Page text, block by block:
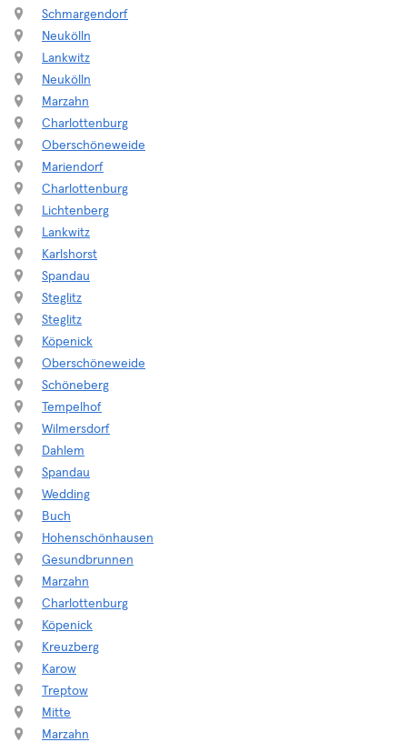
Schmargendorf
Neukölln
Lankwitz
Neukölln
Marzahn
Charlottenburg
Oberschöneweide
Mariendorf
Charlottenburg
Lichtenberg
Lankwitz
Karlshorst
Spandau
Steglitz
Steglitz
Köpenick
Oberschöneweide
Schöneberg
Tempelhof
Wilmersdorf
Dahlem
Spandau
Wedding
Buch
Hohenschönhausen
Gesundbrunnen
Marzahn
Charlottenburg
Köpenick
Kreuzberg
Karow
Treptow
Mitte
Marzahn